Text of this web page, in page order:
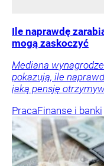
Ile naprawdę
mogą zaskoczyć
Mediana
pokazują, ile
jaką pensję
PracaFinanse i banki